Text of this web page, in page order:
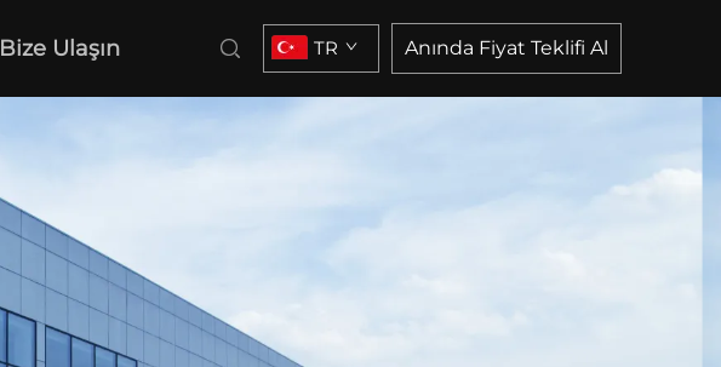
Bize Ulaşın TR Anında Fiyat Teklifi Al